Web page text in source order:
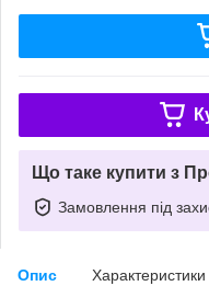
Що таке купити з
Замовлення під
Опис Характеристики